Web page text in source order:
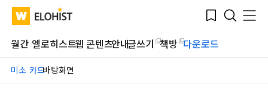
WATV Elohist-
Home
Bookmark
Search
Menu
월간 엘로히스트웹 콘텐츠안내글쓰기 책방 다운로드
미소 카드바탕화면
Submit